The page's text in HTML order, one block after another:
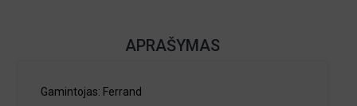
APRAŠYMAS
Gamintojas: Ferrand